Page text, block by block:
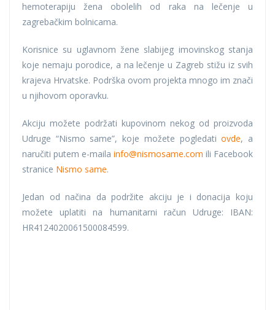
hemoterapiju žena obolelih od raka na lečenje u
zagrebačkim bolnicama.
Korisnice su uglavnom žene slabijeg imovinskog stanja
koje nemaju porodice, a na lečenje u Zagreb stižu iz svih
krajeva Hrvatske. Podrška ovom projekta mnogo im znači
u njihovom oporavku.
Akciju možete podržati kupovinom nekog od proizvoda
Udruge “Nismo same”, koje možete pogledatiovde, a
naručiti putem e-maila info@nismosame.com ili Facebook
stranice Nismo same.
Jedan od načina da podržite akciju je i donacija koju
možete uplatiti na humanitarni račun Udruge: IBAN:
HR4124020061500084599.